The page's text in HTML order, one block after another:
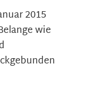
2015
wie